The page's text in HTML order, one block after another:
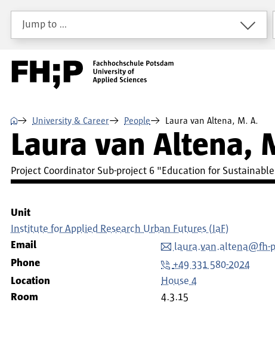
Skip to main content
Skip to main navigation
Skip to footer
Jump to …
⌂ University & Career People Laura van Altena, M. A.
Laura van Altena,
Project Coordinator Sub-project 6 "Education for
Unit
Institute for Applied Research Urban Futures (IaF)
Email
laura.van.altena@fh-
Phone
+49 331 580-2024
Location
House 4
Room
4.3.15